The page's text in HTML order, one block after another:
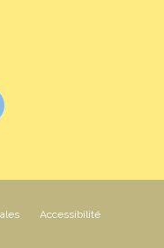
Accessibilité